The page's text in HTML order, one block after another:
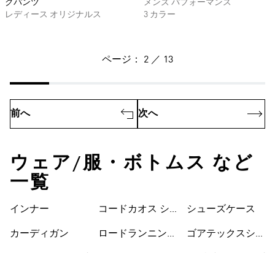
クパンツ
レディース オリジナルス
メンズ パフォーマンス
3 カラー
ページ： 2 ／ 13
前へ 次へ
ウェア/服・ボトムス など
一覧
インナー
カーディガン
コードカオス シ
ロードランニング
シューズケース
ゴアテックスシュ